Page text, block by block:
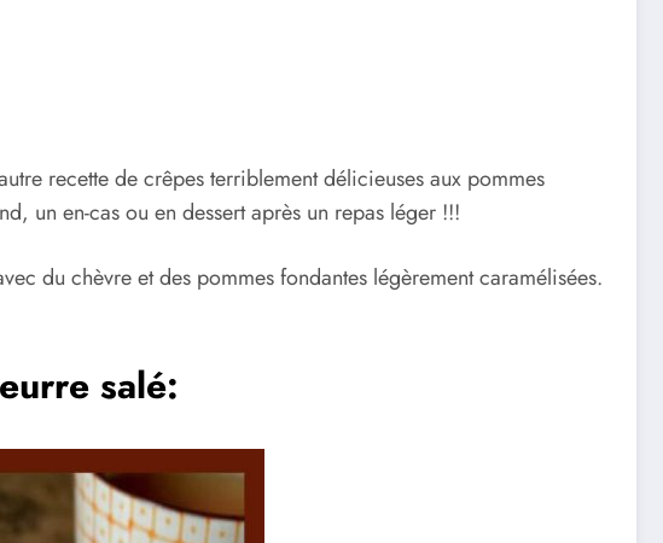
recette de crêpes terriblement délicieuses aux pommes
un en-cas ou en dessert après un repas léger !!!
du chèvre et des pommes fondantes légèrement caramélisées.
salé: